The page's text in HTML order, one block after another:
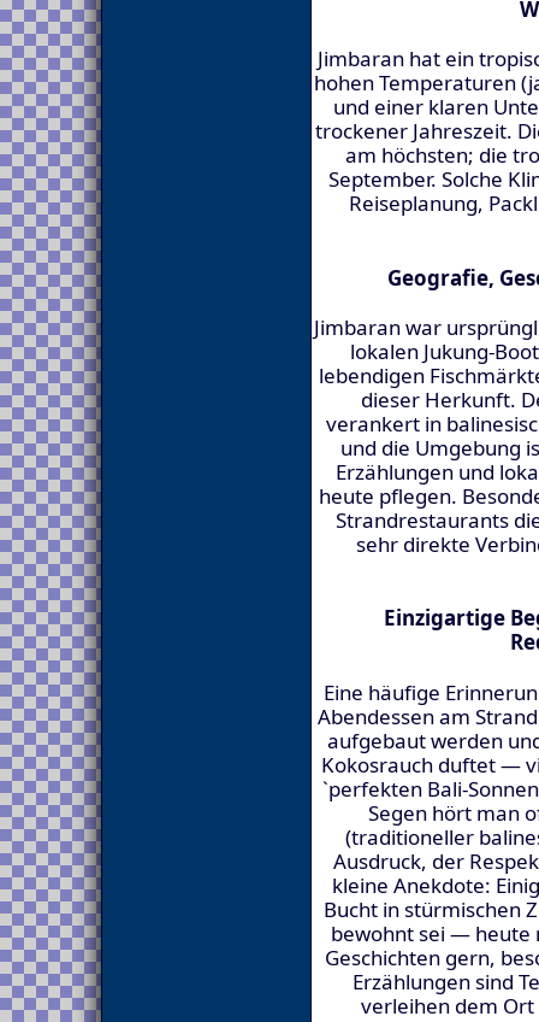
Jimbaran hat ein
hohen Temperaturen
und einer klaren
trockener Jahreszeit.
am höchsten; die
September. Solche
Reiseplanung,
Geografie,
Jimbaran war
lokalen Jukung-
lebendigen
dieser Herkunft.
verankert in
und die Umgebung
Erzählungen und
heute pflegen.
Strandrestaurants
sehr direkte
Einzigartige
Eine häufige
Abendessen am
aufgebaut werden
Kokosrauch duftet —
`perfekten Bali-
Segen hört man
(traditioneller
Ausdruck, der
kleine Anekdote:
Bucht in stürmischen
bewohnt sei — heute
Geschichten gern,
Erzählungen sind
verleihen dem